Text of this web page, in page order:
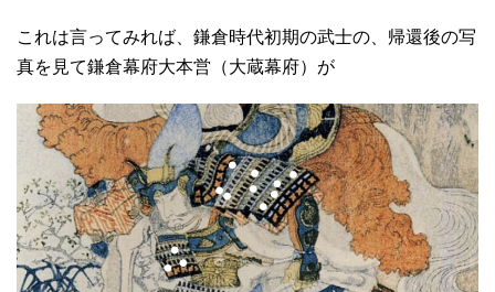
これは言ってみれば、鎌倉時代初期の武士の、帰還後の写
真を見て鎌倉幕府大本営（大蔵幕府）が